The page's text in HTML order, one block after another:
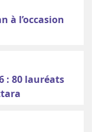
à l’occasion
: 80 lauréats